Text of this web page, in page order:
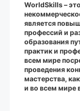
WorldSkills –
является
профессий и
образования
практик и
всем мире
проведения
мастерства,
и во всем мире